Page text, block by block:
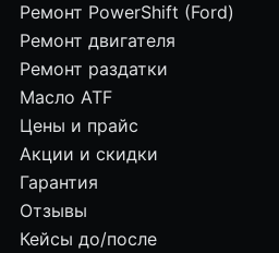
Ремонт PowerShift (Ford)
Ремонт двигателя
Ремонт раздатки
Масло ATF
Цены и прайс
Акции и скидки
Гарантия
Отзывы
Кейсы до/после